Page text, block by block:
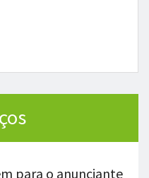
para o anunciante